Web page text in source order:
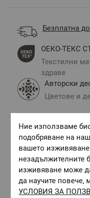
Безплатна
ОЕКО-ТЕКС
Текстилни
здраве
Авторски
Цветове и
Ние използваме
подобряване на
вашето
незадължителните
изживяване може
да научите повече,
УСЛОВИЯ ЗА